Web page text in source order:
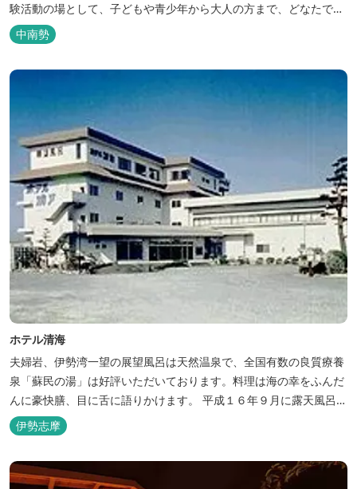
験活動の場として、子どもや青少年から大人の方まで、どなたでも
ご利用いただけます。 ヨットやボート・カヤックをはじめとするマ
リンアクティビティや併設する海の乗馬倶楽部エルカバージョでの
乗馬体験が可能！ 小中学生や団体様向けに海の自然体験教室も開催
中南勢
ホテル清海
夫婦岩、伊勢湾一望の展望風呂は天然温泉で、全国有数の良質療養
泉「蘇民の湯」は好評いただいております。料理は海の幸をふんだ
んに豪快膳、目に舌に語りかけます。 平成１６年９月に露天風呂が
オープンしました。
伊勢志摩